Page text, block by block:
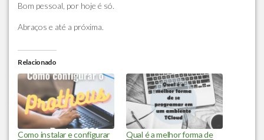
Bom pessoal, por hoje é só.
Abraços e até a próxima.
Relacionado
Como instalar e configurar
Qual é a melhor forma de